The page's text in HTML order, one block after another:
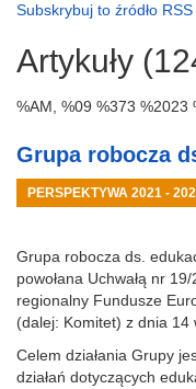
Subskrybuj to źródło RSS
Artykuły
%AM, %09 %373 %2023
Grupa robocza
PERSPEKTYWA 2021 -
Grupa robocza ds.
powołana Uchwałą nr
regionalny Fundusze
(dalej: Komitet) z dnia 14
Celem działania Grupy
działań dotyczących